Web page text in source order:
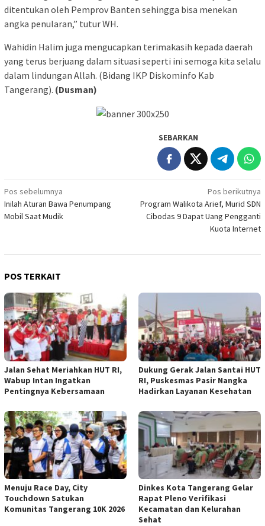
ditentukan oleh Pemprov Banten sehingga bisa menekan
angka penularan,” tutur WH.
Wahidin Halim juga mengucapkan terimakasih kepada daerah
yang terus berjuang dalam situasi seperti ini semoga kita selalu
dalam lindungan Allah. (Bidang IKP Diskominfo Kab
Tangerang). (Dusman)
SEBARKAN
Navigasi
pos
Pos sebelumnya
Inilah Aturan Bawa Penumpang
Mobil Saat Mudik
Pos berikutnya
Program Walikota Arief, Murid SDN
Cibodas 9 Dapat Uang Pengganti
Kuota Internet
POS TERKAIT
Jalan Sehat Meriahkan HUT RI,
Wabup Intan Ingatkan
Pentingnya Kebersamaan
Dukung Gerak Jalan Santai HUT
RI, Puskesmas Pasir Nangka
Hadirkan Layanan Kesehatan
Menuju Race Day, City
Touchdown Satukan
Komunitas Tangerang 10K 2026
Dinkes Kota Tangerang Gelar
Rapat Pleno Verifikasi
Kecamatan dan Kelurahan
Sehat